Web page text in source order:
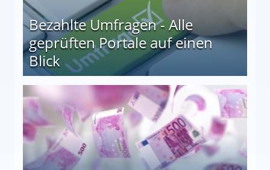
Bezahlte Umfragen - Alle
geprüften Portale auf einen
Blick
auf einen Blick